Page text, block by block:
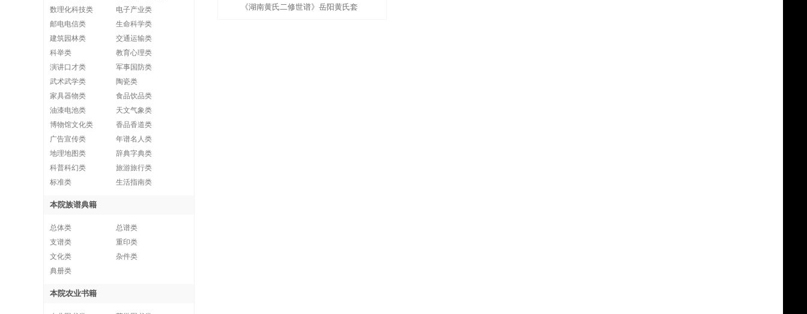
《湖南黄氏二修世谱》岳阳黄氏套
数理化科技类
电子产业类
邮电电信类
生命科学类
建筑园林类
交通运输类
科举类
教育心理类
演讲口才类
军事国防类
武术武学类
陶瓷类
家具器物类
食品饮品类
油漆电池类
天文气象类
博物馆文化类
香品香道类
广告宣传类
年谱名人类
地理地图类
辞典字典类
科普科幻类
旅游旅行类
标准类
生活指南类
本院族谱典籍
总体类
总谱类
支谱类
重印类
文化类
杂件类
典册类
本院农业书籍